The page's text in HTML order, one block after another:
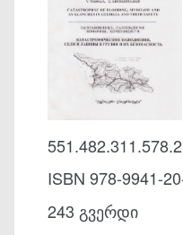
ISBN 978-9941-
243 გვერდი